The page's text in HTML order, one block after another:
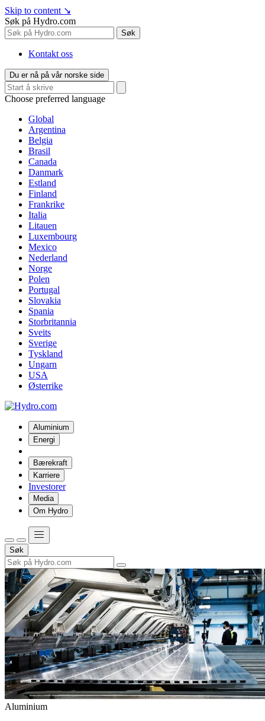
Skip to content ↘
Søk på Hydro.com
Søk
Kontakt oss
Du er nå på vår norske side
Choose preferred language
Global
Argentina
Belgia
Brasil
Canada
Danmark
Estland
Finland
Frankrike
Italia
Litauen
Luxembourg
Mexico
Nederland
Norge
Polen
Portugal
Slovakia
Spania
Storbritannia
Sveits
Sverige
Tyskland
Ungarn
USA
Østerrike
Aluminium
Energi
Bærekraft
Karriere
Investorer
Media
Om Hydro
Søk
Aluminium